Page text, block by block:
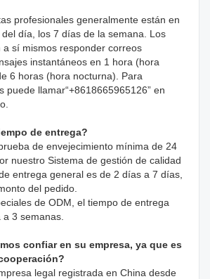
profesionales generalmente están en
día, los 7 días de la semana. Los
a sí mismos responder correos
instantáneos en 1 hora (hora
6 horas (hora nocturna). Para
puede llamar“+8618665965126” en
de entrega?
de envejecimiento mínima de 24
nuestro Sistema de gestión de calidad
entrega general es de 2 días a 7 días,
del pedido.
3 semanas.
confiar en su empresa, ya que es
legal registrada en China desde